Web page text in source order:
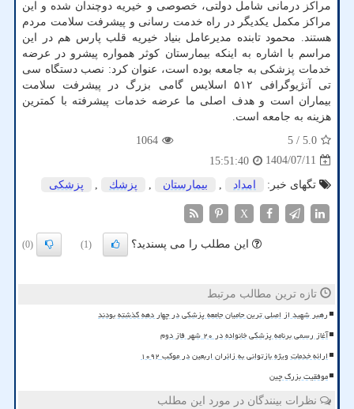
مراکز درمانی شامل دولتی، خصوصی و خیریه دوچندان شده و این
مراکز مکمل یکدیگر در راه خدمت رسانی و پیشرفت سلامت مردم
هستند. محمود تابنده مدیرعامل بنیاد خیریه قلب پارس هم در این
مراسم با اشاره به اینکه بیمارستان کوثر همواره پیشرو در عرضه
خدمات پزشکی به جامعه بوده است، عنوان کرد: نصب دستگاه سی
تی آنژیوگرافی ۵۱۲ اسلایس گامی بزرگ در پیشرفت سلامت
بیماران است و هدف اصلی ما عرضه خدمات پیشرفته با کمترین
هزینه به جامعه است.
5.0
/ 5
1064
1404/07/11
15:51:40
تگهای خبر:
امداد , بیمارستان , پزشك , پزشكی
X
این مطلب را می پسندید؟ (1)
(0)
تازه ترین مطالب مرتبط
رهبر شهید از اصلی ترین حامیان جامعه پزشکی در چهار دهه گذشته بودند
آغاز رسمی برنامه پزشکی خانواده در ۲۰ شهر فاز دوم
ارائه خدمات ویژه بازتوانی به زائران اربعین در موکب ۱۰۹۲
موفقیت بزرگ چین
نظرات بینندگان در مورد این مطلب